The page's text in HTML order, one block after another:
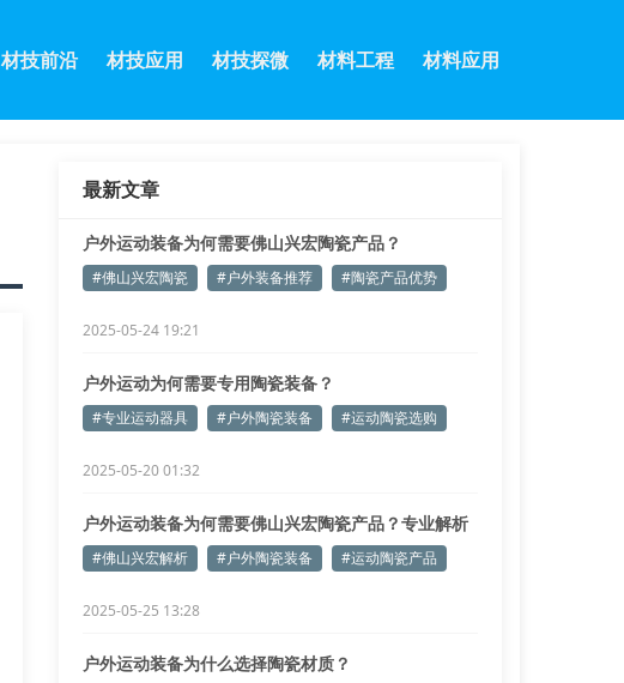
材技前沿 材技应用 材技探微 材料工程 材料应用
最新文章
户外运动装备为何需要佛山兴宏陶瓷产品？
#佛山兴宏陶瓷 #户外装备推荐 #陶瓷产品优势
2025-05-24 19:21
户外运动为何需要专用陶瓷装备？
#专业运动器具 #户外陶瓷装备 #运动陶瓷选购
2025-05-20 01:32
户外运动装备为何需要佛山兴宏陶瓷产品？专业解析
来了
#佛山兴宏解析 #户外陶瓷装备 #运动陶瓷产品
2025-05-25 13:28
户外运动装备为什么选择陶瓷材质？